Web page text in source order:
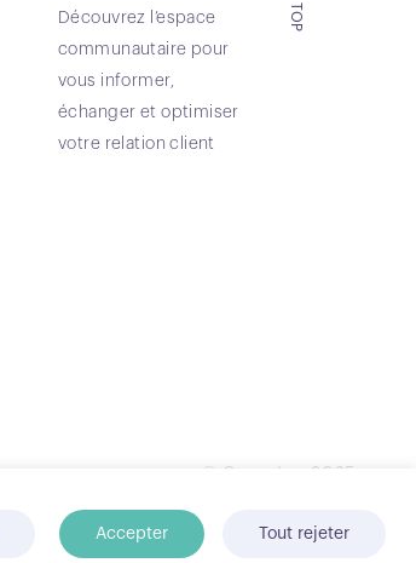
Découvrez l’espace
communautaire pour
vous informer,
échanger et optimiser
votre relation client
© Conecteo 2025
TOP
Accepter Tout rejeter